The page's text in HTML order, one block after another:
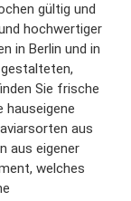
gültig und
hochwertiger
in Berlin und in
Sie frische
hauseigene
aus
aus eigener
welches